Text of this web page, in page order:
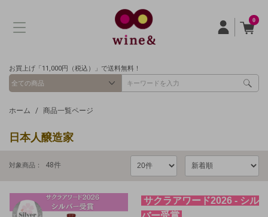
0
お買上げ「11,000円（税込）」で送料無料！
ホーム 商品一覧ページ
日本人醸造家
対象商品： 48件
サクラアワード2026 - シル